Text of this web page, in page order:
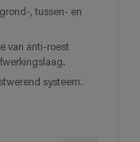
, tussen- en
van anti-roest
systeem.